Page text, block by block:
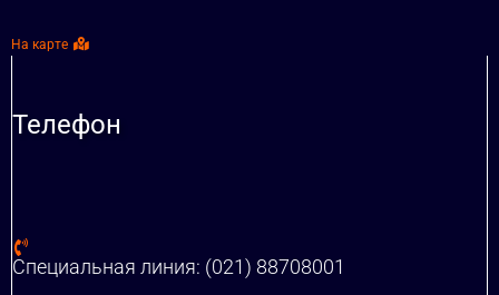
На карте
Телефон
Специальная линия: (021) 88708001